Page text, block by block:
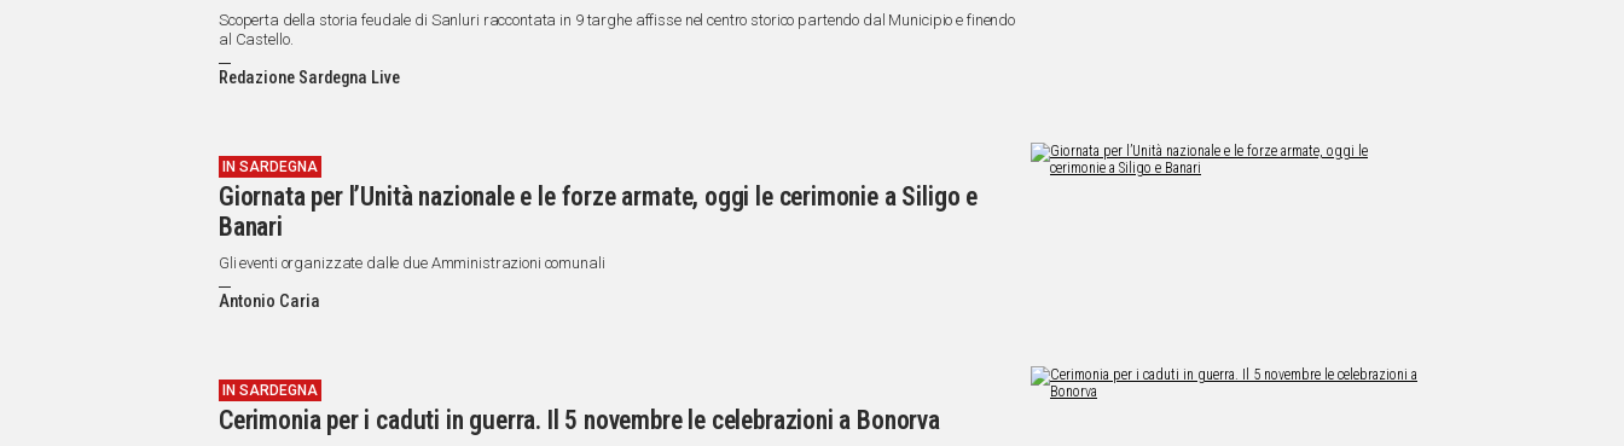
Scoperta della storia feudale di Sanluri raccontata in 9 targhe affisse nel centro storico partendo dal Municipio e finendo
al Castello.
Redazione Sardegna Live
IN SARDEGNA
Giornata per l’Unità nazionale e le forze armate, oggi le cerimonie a Siligo e
Banari
Gli eventi organizzate dalle due Amministrazioni comunali
Antonio Caria
IN SARDEGNA
Cerimonia per i caduti in guerra. Il 5 novembre le celebrazioni a Bonorva